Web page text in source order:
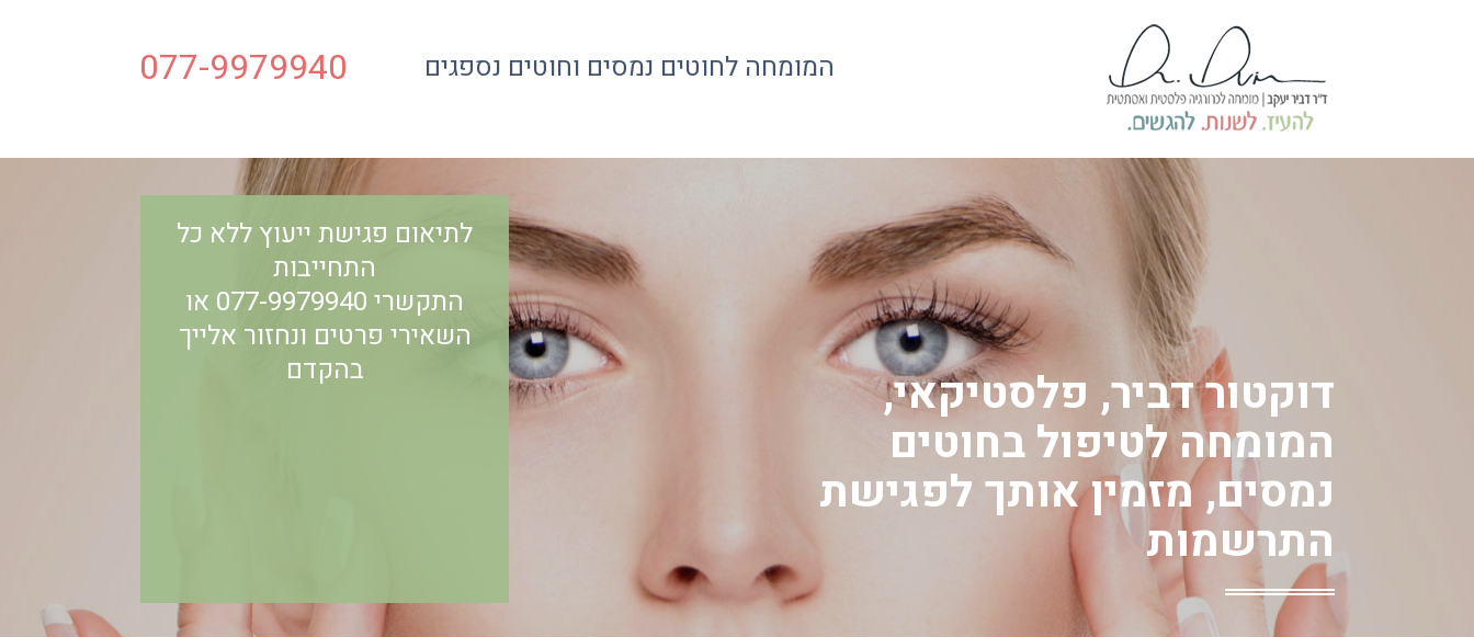
077-9979940 המומחה לחוטים נמסים וחוטים נספגים
דוקטור דביר, פלסטיקאי,
המומחה לטיפול בחוטים
נמסים, מזמין אותך לפגישת
התרשמות
לתיאום פגישת ייעוץ ללא כל
התחייבות
התקשרי 077-9979940 או
השאירי פרטים ונחזור אלייך
בהקדם